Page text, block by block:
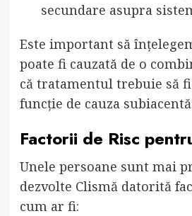
secundare asupra
Este important să
poate fi cauzată de o
că tratamentul trebuie să
funcție de cauza
Factorii de Risc
Unele persoane sunt mai
dezvolte Clismă datorită
cum ar fi: